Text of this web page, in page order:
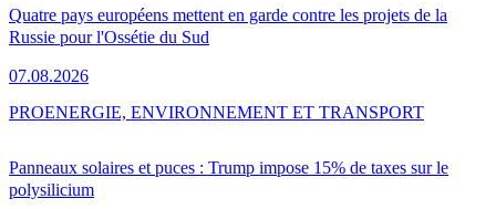
Quatre pays européens mettent en garde contre les projets de la
Russie pour l'Ossétie du Sud
07.08.2026
Panneaux solaires et puces : Trump impose 15% de taxes sur le
polysilicium
PROENERGIE, ENVIRONNEMENT ET TRANSPORT